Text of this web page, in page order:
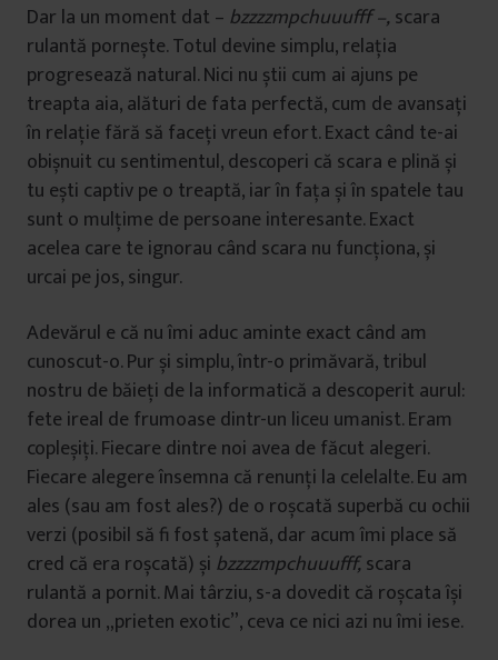
Dar la un moment dat – bzzzzmpchuuufff –, scara
rulantă pornește. Totul devine simplu, relația
progresează natural. Nici nu știi cum ai ajuns pe
treapta aia, alături de fata perfectă, cum de avansați
în relație fără să faceți vreun efort. Exact când te-ai
obișnuit cu sentimentul, descoperi că scara e plină și
tu ești captiv pe o treaptă, iar în fața și în spatele tau
sunt o mulțime de persoane interesante. Exact
acelea care te ignorau când scara nu funcționa, și
urcai pe jos, singur.
Adevărul e că nu îmi aduc aminte exact când am
cunoscut-o. Pur și simplu, într-o primăvară, tribul
nostru de băieți de la informatică a descoperit aurul:
fete ireal de frumoase dintr-un liceu umanist. Eram
copleșiți. Fiecare dintre noi avea de făcut alegeri.
Fiecare alegere însemna că renunți la celelalte. Eu am
ales (sau am fost ales?) de o roșcată superbă cu ochii
verzi (posibil să fi fost șatenă, dar acum îmi place să
cred că era roșcată) și bzzzzmpchuuufff,scara
rulantă a pornit. Mai târziu, s-a dovedit că roșcata își
dorea un „prieten exotic”, ceva ce nici azi nu îmi iese.